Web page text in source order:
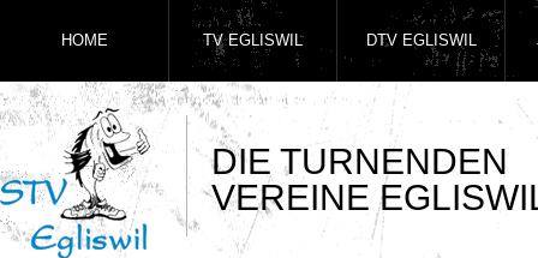
DIE TURNENDEN
VEREINE
HOME TV EGLISWIL DTV EGLISWIL